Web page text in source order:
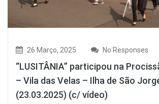
26 Março, 2025 No Responses
“LUSITÂNIA” participou na
– Vila das Velas – Ilha de São
(23.03.2025) (c/ vídeo)